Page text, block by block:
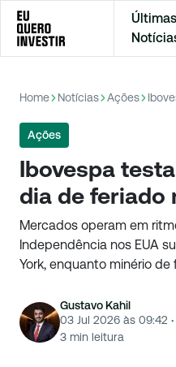
Últimas
Home Notícias Ações
Ações
Ibovespa
dia de feriado
Mercados operam em
Independência nos EUA
York, enquanto minério de
Gustavo Kahil
03 Jul 2026 às 09:42 ·
3 min leitura